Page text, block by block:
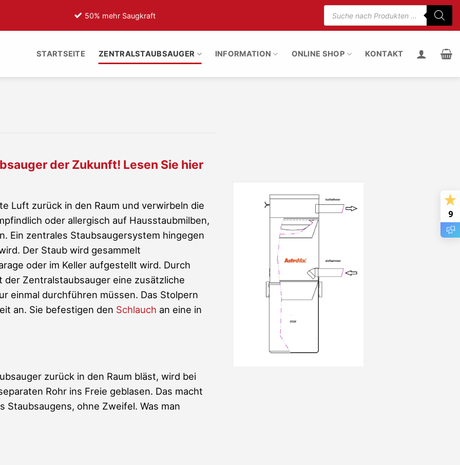
50% mehr Saugkraft 100% Staub
Suche
nach
STARTSEITE ZENTRALSTAUBSAUGER INFORMATION ONLINE SHOP KONTAKT
der Zukunft! Lesen Sie hier
Luft zurück in den Raum und verwirbeln die
oder allergisch auf Hausstaubmilben,
Ein zentrales Staubsaugersystem hingegen
Der Staub wird gesammelt
oder im Keller aufgestellt wird. Durch
Zentralstaubsauger eine zusätzliche
einmal durchführen müssen. Das Stolpern
an. Sie befestigen den Schlauch an eine in
zurück in den Raum bläst, wird bei
Rohr ins Freie geblasen. Das macht
ohne Zweifel. Was man
9